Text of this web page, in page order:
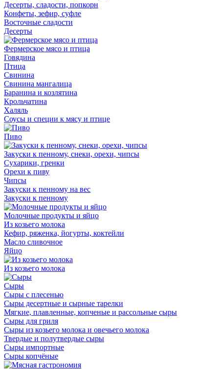
Десерты, сладости, попкорн
Конфеты, зефир, суфле
Восточные сладости
Десерты
Фермерское мясо и птица
Говядина
Птица
Свинина
Свинина мангалица
Баранина и козлятина
Крольчатина
Халяль
Соусы и специи к мясу и птице
Пиво
Закуски к пенному, снеки, орехи, чипсы
Сухарики, гренки
Орехи к пиву
Чипсы
Закуски к пенному на вес
Закуски к пенному
Молочные продукты и яйцо
Из козьего молока
Кефир, ряженка, йогурты, коктейли
Масло сливочное
Яйцо
Из козьего молока
Сыры
Сыры с плесенью
Сыры десертные и сырные тарелки
Мягкие, плавленные, копченые и рассольные сыры
Сыры для гриля
Сыры из козьего молока и овечьего молока
Твердые и полутвердые сыры
Сыры импортные
Сыры копчёные